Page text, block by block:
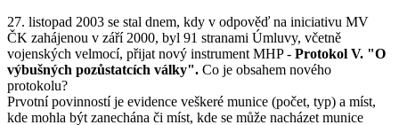
27. listopad 2003 se stal dnem, kdy v odpověď na iniciativu MV
ČK zahájenou v září 2000, byl 91 stranami Úmluvy, včetně
vojenských velmocí, přijat nový instrument MHP - Protokol V. "O
výbušných pozůstatcích války". Co je obsahem nového
protokolu?
Prvotní povinností je evidence veškeré munice (počet, typ) a míst,
kde mohla být zanechána či míst, kde se může nacházet munice